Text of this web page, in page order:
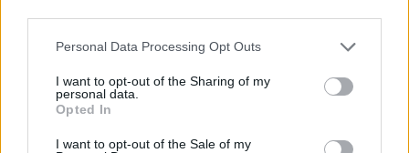
Personal Data Processing Opt Outs
I want to opt-out of the Sharing of my
personal data.
Opted In
I want to opt-out of the Sale of my
Όσον αφορά τον όγκο πωλήσεων, gaming
οθονών στα 144 Hz+, IDC Research – Gaming